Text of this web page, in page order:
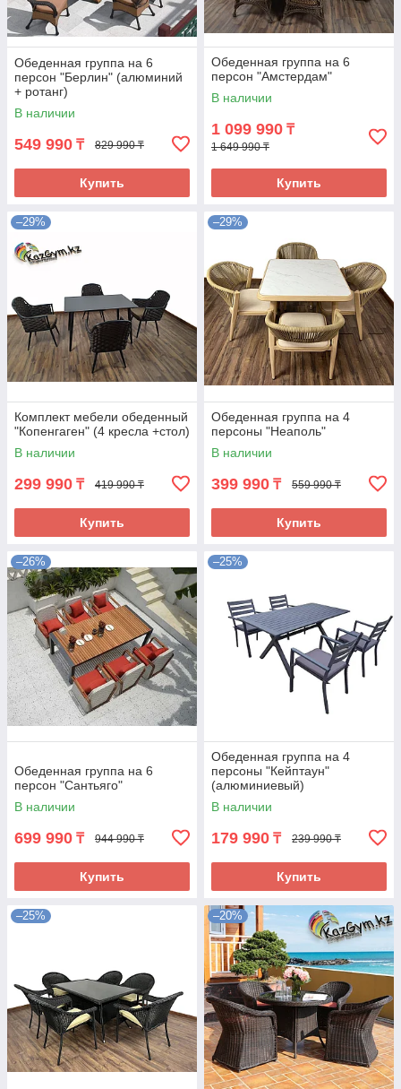
Обеденная группа на 6
персон "Берлин" (алюминий
+ ротанг)
В наличии
549 990 ₸ 829 990 ₸
Купить
Обеденная группа на 6
персон "Амстердам"
В наличии
1 099 990 ₸
1 649 990 ₸
Купить
–29%
Комплект мебели обеденный
"Копенгаген" (4 кресла +стол)
В наличии
299 990 ₸ 419 990 ₸
Купить
–29%
Обеденная группа на 4
персоны "Неаполь"
В наличии
399 990 ₸ 559 990 ₸
Купить
–26%
Обеденная группа на 6
персон "Сантьяго"
В наличии
699 990 ₸ 944 990 ₸
Купить
–25%
Обеденная группа на 4
персоны "Кейптаун"
(алюминиевый)
В наличии
179 990 ₸ 239 990 ₸
Купить
–25% –20%